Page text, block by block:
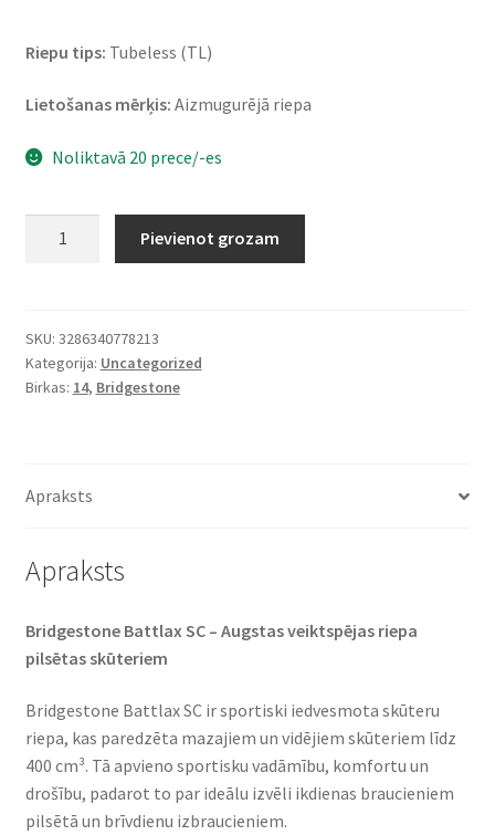
Riepu tips: Tubeless (TL)
Lietošanas mērķis: Aizmugurējā riepa
Noliktavā 20 prece/-es
14
68S
TL
Pievienot grozam
SKU: 3286340778213
Kategorija: Uncategorized
Birkas: 14, Bridgestone
Apraksts
Apraksts
Bridgestone Battlax SC – Augstas veiktspējas riepa
pilsētas skūteriem​
Bridgestone Battlax SC ir sportiski iedvesmota skūteru
riepa, kas paredzēta mazajiem un vidējiem skūteriem līdz
400 cm³. Tā apvieno sportisku vadāmību, komfortu un
drošību, padarot to par ideālu izvēli ikdienas braucieniem
pilsētā un brīvdienu izbraucieniem.​